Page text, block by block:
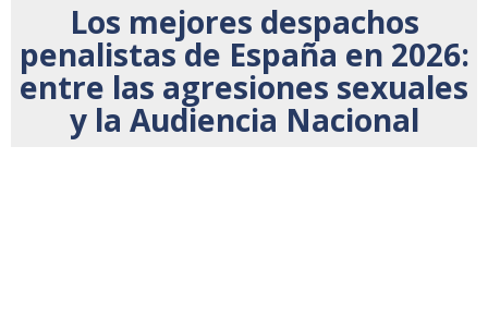
Los mejores despachos
penalistas de España en 2026:
entre las agresiones sexuales
y la Audiencia Nacional